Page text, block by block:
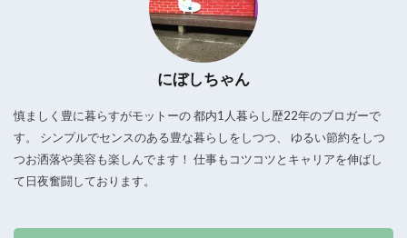
にぼしちゃん
慎ましく豊に暮らすがモットーの 都内1人暮らし歴22年のブロガーで
す。 シンプルでセンスのある豊な暮らしをしつつ、 ゆるい節約をしつ
つお洒落や美容も楽しんでます！ 仕事もコツコツとキャリアを伸ばし
て日夜奮闘しております。